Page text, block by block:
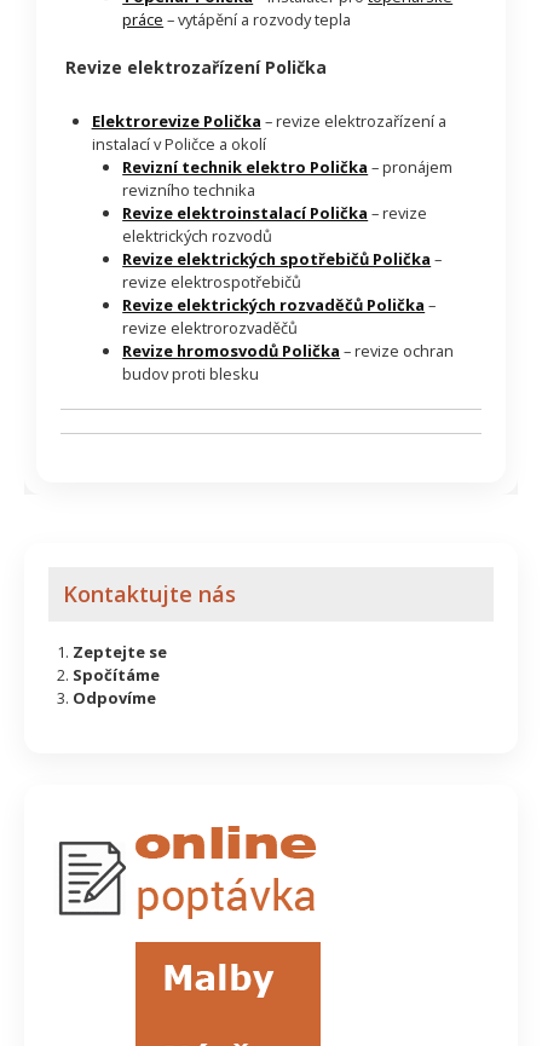
práce – vytápění a rozvody tepla
Revize elektrozařízení Polička
Elektrorevize Polička – revize elektrozařízení a
instalací v Poličce a okolí
Revizní technik elektro Polička – pronájem
revizního technika
Revize elektroinstalací Polička – revize
elektrických rozvodů
Revize elektrických spotřebičů Polička –
revize elektrospotřebičů
Revize elektrických rozvaděčů Polička –
revize elektrorozvaděčů
Revize hromosvodů Polička – revize ochran
budov proti blesku
Kontaktujte nás
Zeptejte se
Spočítáme
Odpovíme